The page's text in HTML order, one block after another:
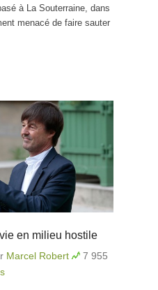
à La Souterraine, dans
menacé de faire sauter
en milieu hostile
Marcel Robert
7 955